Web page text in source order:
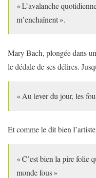
« L’avalanche
m’enchaînent ».
Mary Bach, plongée dans
le dédale de ses délires.
« Au lever du jour, les
Et comme le dit bien
« C’est bien la pire folie
monde fous »